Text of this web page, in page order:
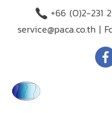
+66 (O)2-231
service@paca.co.th |